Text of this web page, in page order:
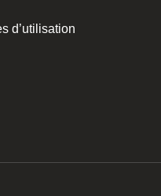
d’utilisation